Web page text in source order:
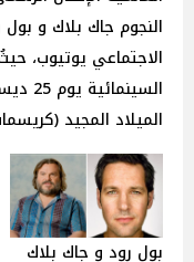
النجوم جاك بلاك و
الاجتماعي يوتيوب،
الميلاد المجيد
بول رود و جاك بلاك